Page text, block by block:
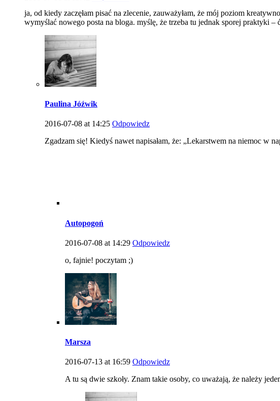
ja, od kiedy zaczęłam pisać na zlecenie, zauważyłam, że mój poziom
wymyślać nowego posta na bloga. myślę, że trzeba tu jednak sporej praktyki
Paulina Jóźwik
2016-07-08 at 14:25 Odpowiedz
Zgadzam się! Kiedyś nawet napisałam, że: „Lekarstwem na niemoc w
Autopogoń
2016-07-08 at 14:29 Odpowiedz
o, fajnie! poczytam ;)
Marsza
2016-07-13 at 16:59 Odpowiedz
A tu są dwie szkoły. Znam takie osoby, co uważają, że należy